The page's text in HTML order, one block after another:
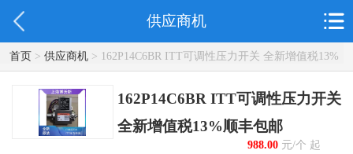
供应商机
首页> 供应商机> 162P14C6BR ITT可调性压力开关 全新增值税13%
顺丰包邮
162P14C6BR ITT可调性压力开关
全新增值税13%顺丰包邮
988.00元/个 起